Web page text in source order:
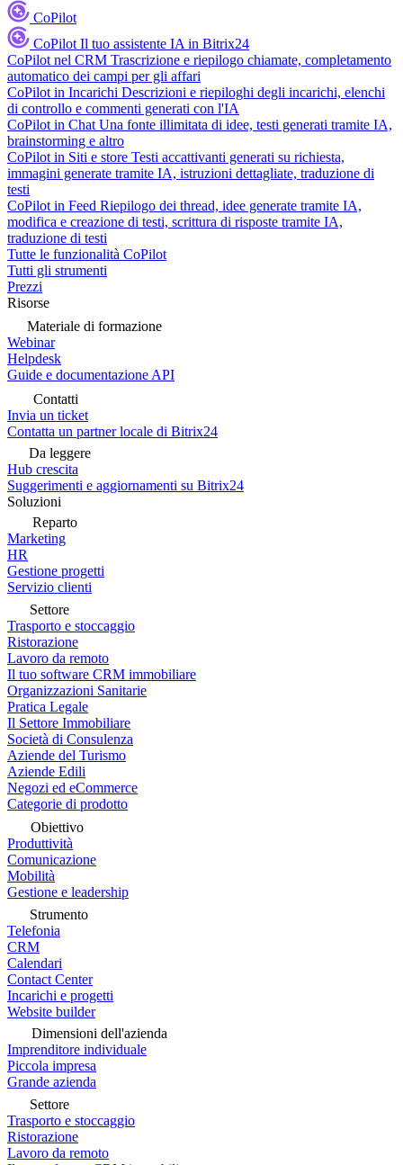
CoPilot
CoPilot Il tuo assistente IA in Bitrix24
CoPilot nel CRM Trascrizione e riepilogo chiamate, completamento
automatico dei campi per gli affari
CoPilot in Incarichi Descrizioni e riepiloghi degli incarichi, elenchi
di controllo e commenti generati con l'IA
CoPilot in Chat Una fonte illimitata di idee, testi generati tramite IA,
brainstorming e altro
CoPilot in Siti e store Testi accattivanti generati su richiesta,
immagini generate tramite IA, istruzioni dettagliate, traduzione di
testi
CoPilot in Feed Riepilogo dei thread, idee generate tramite IA,
modifica e creazione di testi, scrittura di risposte tramite IA,
traduzione di testi
Tutte le funzionalità CoPilot
Tutti gli strumenti
Prezzi
Risorse
Materiale di formazione
Webinar
Helpdesk
Guide e documentazione API
Contatti
Invia un ticket
Contatta un partner locale di Bitrix24
Da leggere
Hub crescita
Suggerimenti e aggiornamenti su Bitrix24
Soluzioni
Reparto
Marketing
HR
Gestione progetti
Servizio clienti
Settore
Trasporto e stoccaggio
Ristorazione
Lavoro da remoto
Il tuo software CRM immobiliare
Organizzazioni Sanitarie
Pratica Legale
Il Settore Immobiliare
Società di Consulenza
Aziende del Turismo
Aziende Edili
Negozi ed eCommerce
Categorie di prodotto
Obiettivo
Produttività
Comunicazione
Mobilità
Gestione e leadership
Strumento
Telefonia
CRM
Calendari
Contact Center
Incarichi e progetti
Website builder
Dimensioni dell'azienda
Imprenditore individuale
Piccola impresa
Grande azienda
Settore
Trasporto e stoccaggio
Ristorazione
Lavoro da remoto